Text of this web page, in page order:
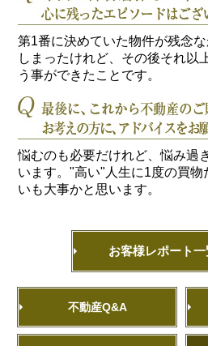
第1番に決めていた物件が残念
しまったけれど、その後それ以
う事ができたことです。
悩むのも必要だけれど、悩み過
います。"高い"人生に1度の買
いも大事かと思います。
お客様レポート
不動産Q&A